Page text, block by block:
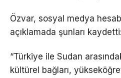
Özvar, sosyal medya
açıklamada şunları kaydetti:
“Türkiye ile Sudan
kültürel bağları,